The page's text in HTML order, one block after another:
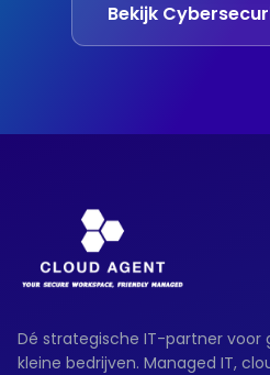
Bekijk
Dé strategische IT-partner voor
kleine bedrijven. Managed IT,